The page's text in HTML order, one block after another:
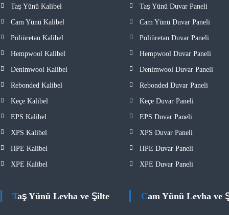
Taş Yünü Kalibel
Cam Yünü Kalibel
Poliüretan Kalibel
Hempwool Kalibel
Denimwool Kalibel
Rebonded Kalibel
Keçe Kalibel
EPS Kalibel
XPS Kalibel
HPE Kalibel
XPE Kalibel
Taş Yünü Levha ve Şilte
Taş Yünü Duvar Paneli
Cam Yünü Duvar Paneli
Poliüretan Duvar Paneli
Hempwool Duvar Paneli
Denimwool Duvar Paneli
Rebonded Duvar Paneli
Keçe Duvar Paneli
EPS Duvar Paneli
XPS Duvar Paneli
HPE Duvar Paneli
XPE Duvar Paneli
Cam Yünü Levha ve